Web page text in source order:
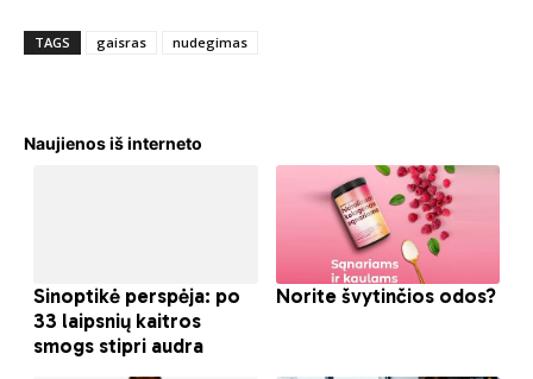
TAGS gaisras nudegimas
Naujienos iš interneto